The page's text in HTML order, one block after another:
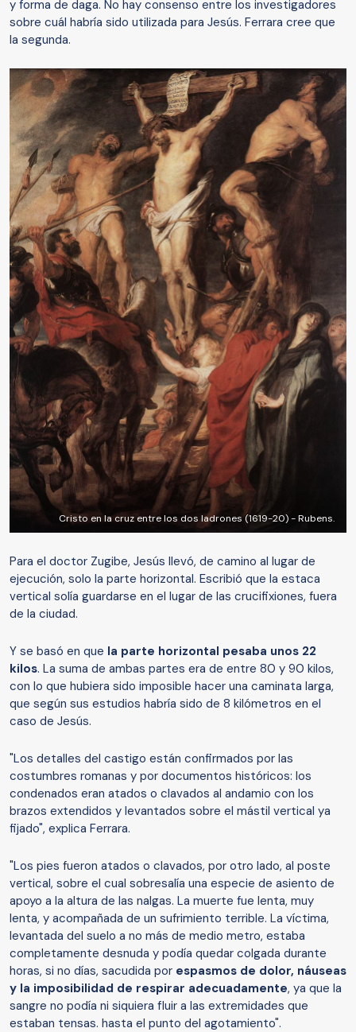
y forma de daga. No hay consenso entre los investigadores
sobre cuál habría sido utilizada para Jesús. Ferrara cree que
la segunda.
Cristo en la cruz entre los dos ladrones (1619-20) - Rubens.
Para el doctor Zugibe, Jesús llevó, de camino al lugar de
ejecución, solo la parte horizontal. Escribió que la estaca
vertical solía guardarse en el lugar de las crucifixiones, fuera
de la ciudad.
Y se basó en que la parte horizontal pesaba unos 22
kilos. La suma de ambas partes era de entre 80 y 90 kilos,
con lo que hubiera sido imposible hacer una caminata larga,
que según sus estudios habría sido de 8 kilómetros en el
caso de Jesús.
"Los detalles del castigo están confirmados por las
costumbres romanas y por documentos históricos: los
condenados eran atados o clavados al andamio con los
brazos extendidos y levantados sobre el mástil vertical ya
fijado", explica Ferrara.
"Los pies fueron atados o clavados, por otro lado, al poste
vertical, sobre el cual sobresalía una especie de asiento de
apoyo a la altura de las nalgas. La muerte fue lenta, muy
lenta, y acompañada de un sufrimiento terrible. La víctima,
levantada del suelo a no más de medio metro, estaba
completamente desnuda y podía quedar colgada durante
horas, si no días, sacudida por espasmos de dolor, náuseas
y la imposibilidad de respirar adecuadamente, ya que la
sangre no podía ni siquiera fluir a las extremidades que
estaban tensas. hasta el punto del agotamiento".